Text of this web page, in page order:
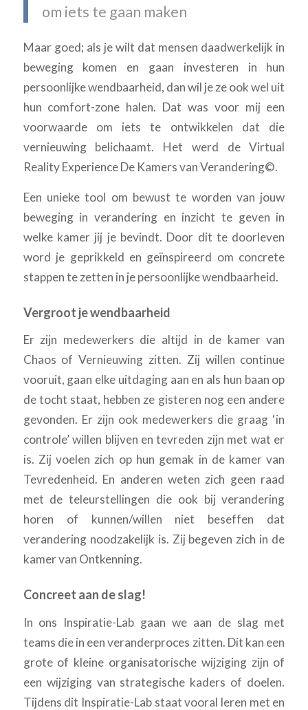
om iets te gaan maken
Maar goed; als je wilt dat mensen daadwerkelijk in
beweging komen en gaan investeren in hun
persoonlijke wendbaarheid, dan wil je ze ook wel uit
hun comfort-zone halen. Dat was voor mij een
voorwaarde om iets te ontwikkelen dat die
vernieuwing belichaamt. Het werd de Virtual
Reality Experience De Kamers van Verandering©.
Een unieke tool om bewust te worden van jouw
beweging in verandering en inzicht te geven in
welke kamer jij je bevindt. Door dit te doorleven
word je geprikkeld en geïnspireerd om concrete
stappen te zetten in je persoonlijke wendbaarheid.
Vergroot je wendbaarheid
Er zijn medewerkers die altijd in de kamer van
Chaos of Vernieuwing zitten. Zij willen continue
vooruit, gaan elke uitdaging aan en als hun baan op
de tocht staat, hebben ze gisteren nog een andere
gevonden. Er zijn ook medewerkers die graag ‘in
controle’ willen blijven en tevreden zijn met wat er
is. Zij voelen zich op hun gemak in de kamer van
Tevredenheid. En anderen weten zich geen raad
met de teleurstellingen die ook bij verandering
horen of kunnen/willen niet beseffen dat
verandering noodzakelijk is. Zij begeven zich in de
kamer van Ontkenning.
Concreet aan de slag!
In ons Inspiratie-Lab gaan we aan de slag met
teams die in een veranderproces zitten. Dit kan een
grote of kleine organisatorische wijziging zijn of
een wijziging van strategische kaders of doelen.
Tijdens dit Inspiratie-Lab staat vooral leren met en